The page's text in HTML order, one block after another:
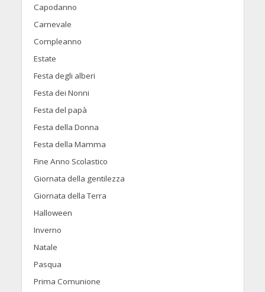
Capodanno
Carnevale
Compleanno
Estate
Festa degli alberi
Festa dei Nonni
Festa del papà
Festa della Donna
Festa della Mamma
Fine Anno Scolastico
Giornata della gentilezza
Giornata della Terra
Halloween
Inverno
Natale
Pasqua
Prima Comunione